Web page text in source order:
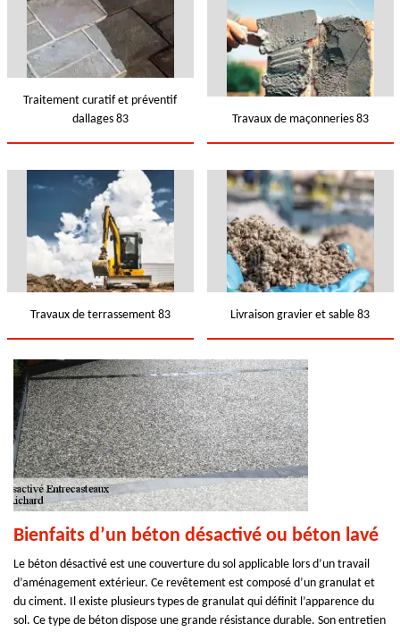
Traitement curatif et préventif
dallages 83
Travaux de maçonneries 83
Travaux de terrassement 83 Livraison gravier et sable 83
Bienfaits d’un béton désactivé ou béton lavé
Le béton désactivé est une couverture du sol applicable lors d’un travail
d’aménagement extérieur. Ce revêtement est composé d’un granulat et
du ciment. Il existe plusieurs types de granulat qui définit l’apparence du
sol. Ce type de béton dispose une grande résistance durable. Son entretien